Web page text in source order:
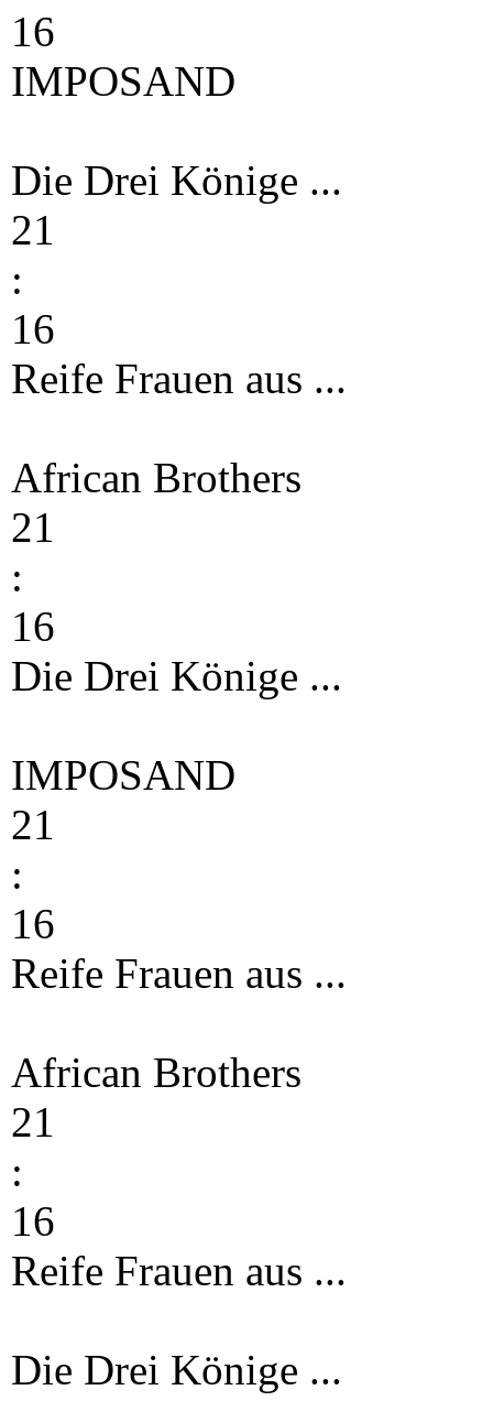
16
IMPOSAND
Die Drei Könige ...
21
:
16
Reife Frauen aus ...
African Brothers
21
:
16
Die Drei Könige ...
IMPOSAND
21
:
16
Reife Frauen aus ...
African Brothers
21
:
16
Reife Frauen aus ...
Die Drei Könige ...